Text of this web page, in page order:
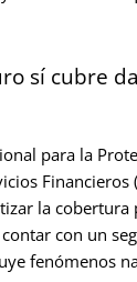
sí cubre
para la
Financieros (
la cobertura
con un
fenómenos